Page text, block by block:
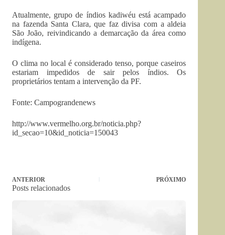
Atualmente, grupo de índios kadiwéu está acampado
na fazenda Santa Clara, que faz divisa com a aldeia
São João, reivindicando a demarcação da área como
indígena.
O clima no local é considerado tenso, porque caseiros
estariam impedidos de sair pelos índios. Os
proprietários tentam a intervenção da PF.
Fonte: Campograndenews
http://www.vermelho.org.br/noticia.php?
id_secao=10&id_noticia=150043
ANTERIOR PRÓXIMO
Posts relacionados